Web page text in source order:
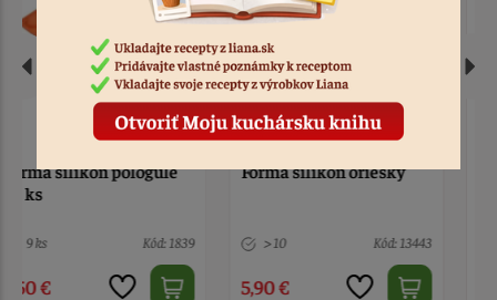
Forma silikón oriešky
Kód: 13443
5,90 €
Forma silikón Písmená
Kód: 13598
7,00 €